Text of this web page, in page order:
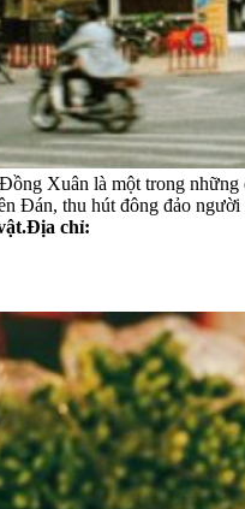
Xuân là một trong những
Đán, thu hút đông đảo
Địa chỉ: